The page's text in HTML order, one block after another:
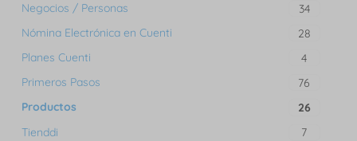
Negocios / Personas
34
Nómina Electrónica en Cuenti
28
Planes Cuenti
4
Primeros Pasos
76
Productos
26
Tienddi
7